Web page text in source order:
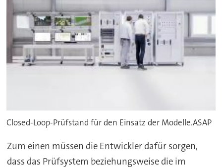
Closed-Loop-Prüfstand für den Einsatz der Modelle.ASAP
Zum einen müssen die Entwickler dafür sorgen,
dass das Prüfsystem beziehungsweise die im